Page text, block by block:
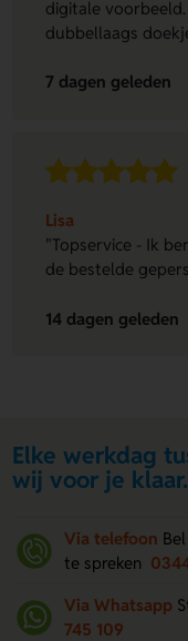
digitale
dubbellaags
7 dagen geleden
Lisa
"Topservice - Ik
de bestelde
14 dagen geleden
Elke werkdag
wij voor je klaar.
Via telefoon
te spreken
Via Whatsapp
745 109